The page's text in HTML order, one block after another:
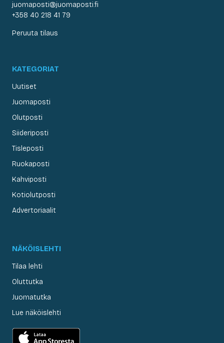
juomaposti@juomaposti.fi
+358 40 218 41 79
Peruuta tilaus
KATEGORIAT
Uutiset
Juomaposti
Olutposti
Siideriposti
Tisleposti
Ruokaposti
Kahviposti
Kotiolutposti
Advertoriaalit
NÄKÖISLEHTI
Tilaa lehti
Oluttutka
Juomatutka
Lue näköislehti